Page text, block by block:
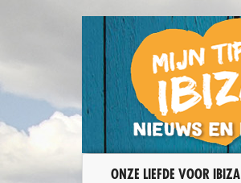
ONZE LIEFDE VOOR IBIZA